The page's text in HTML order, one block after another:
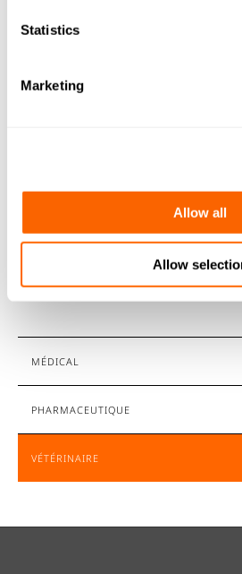
Statistics
Marketing
Allow all
Allow
Donner le consentement au
MÉDICAL
PHARMACEUTIQUE
VÉTÉRINAIRE